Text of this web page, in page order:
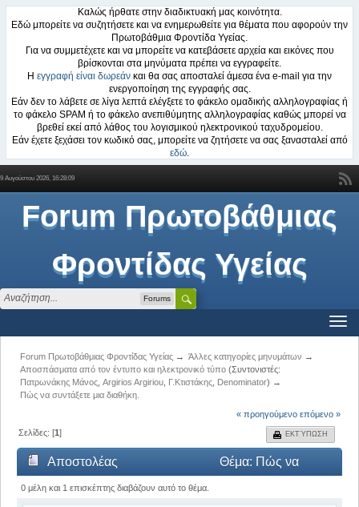
Καλώς ήρθατε στην διαδικτυακή μας κοινότητα.
Εδώ μπορείτε να συζητήσετε και να ενημερωθείτε για θέματα που αφορούν την
Πρωτοβάθμια Φροντίδα Υγείας.
Για να συμμετέχετε και να μπορείτε να κατεβάσετε αρχεία και εικόνες που
βρίσκονται στα μηνύματα πρέπει να εγγραφείτε.
Η εγγραφή είναι δωρεάν και θα σας αποσταλεί άμεσα ένα e-mail για την
ενεργοποίηση της εγγραφής σας.
Εάν δεν το λάβετε σε λίγα λεπτά ελέγξετε το φάκελο ομαδικής αλληλογραφίας ή
το φάκελο SPAM ή το φάκελο ανεπιθύμητης αλληλογραφίας καθώς μπορεί να
βρεθεί εκεί από λάθος του λογισμικού ηλεκτρονικού ταχυδρομείου.
Εάν έχετε ξεχάσει τον κωδικό σας, μπορείτε να ζητήσετε να σας ξανασταλεί από
εδώ.
9 Αυγούστου 2026, 16:28:09
Forum Πρωτοβάθμιας
Φροντίδας Υγείας
Forums
Forum Πρωτοβάθμιας Φροντίδας Υγείας→ Άλλες κατηγορίες μηνυμάτων →
Αποσπάσματα από τον έντυπο και ηλεκτρονικό τύπο(Συντονιστές:
Πατρωνάκης Μάνος, Argirios Argiriou, Γ.Κτιστάκης, Denominator) →
Πώς να συντάξετε μια διαθήκη.
« προηγούμενο επόμενο »
ΕΚΤΎΠΩΣΗ
Σελίδες: [1]
Αποστολέας
Θέμα: Πώς να
συντάξετε μια διαθήκη. (Αναγνώστηκε 70046 φορές)
0 μέλη και 1 επισκέπτης διαβάζουν αυτό το θέμα.